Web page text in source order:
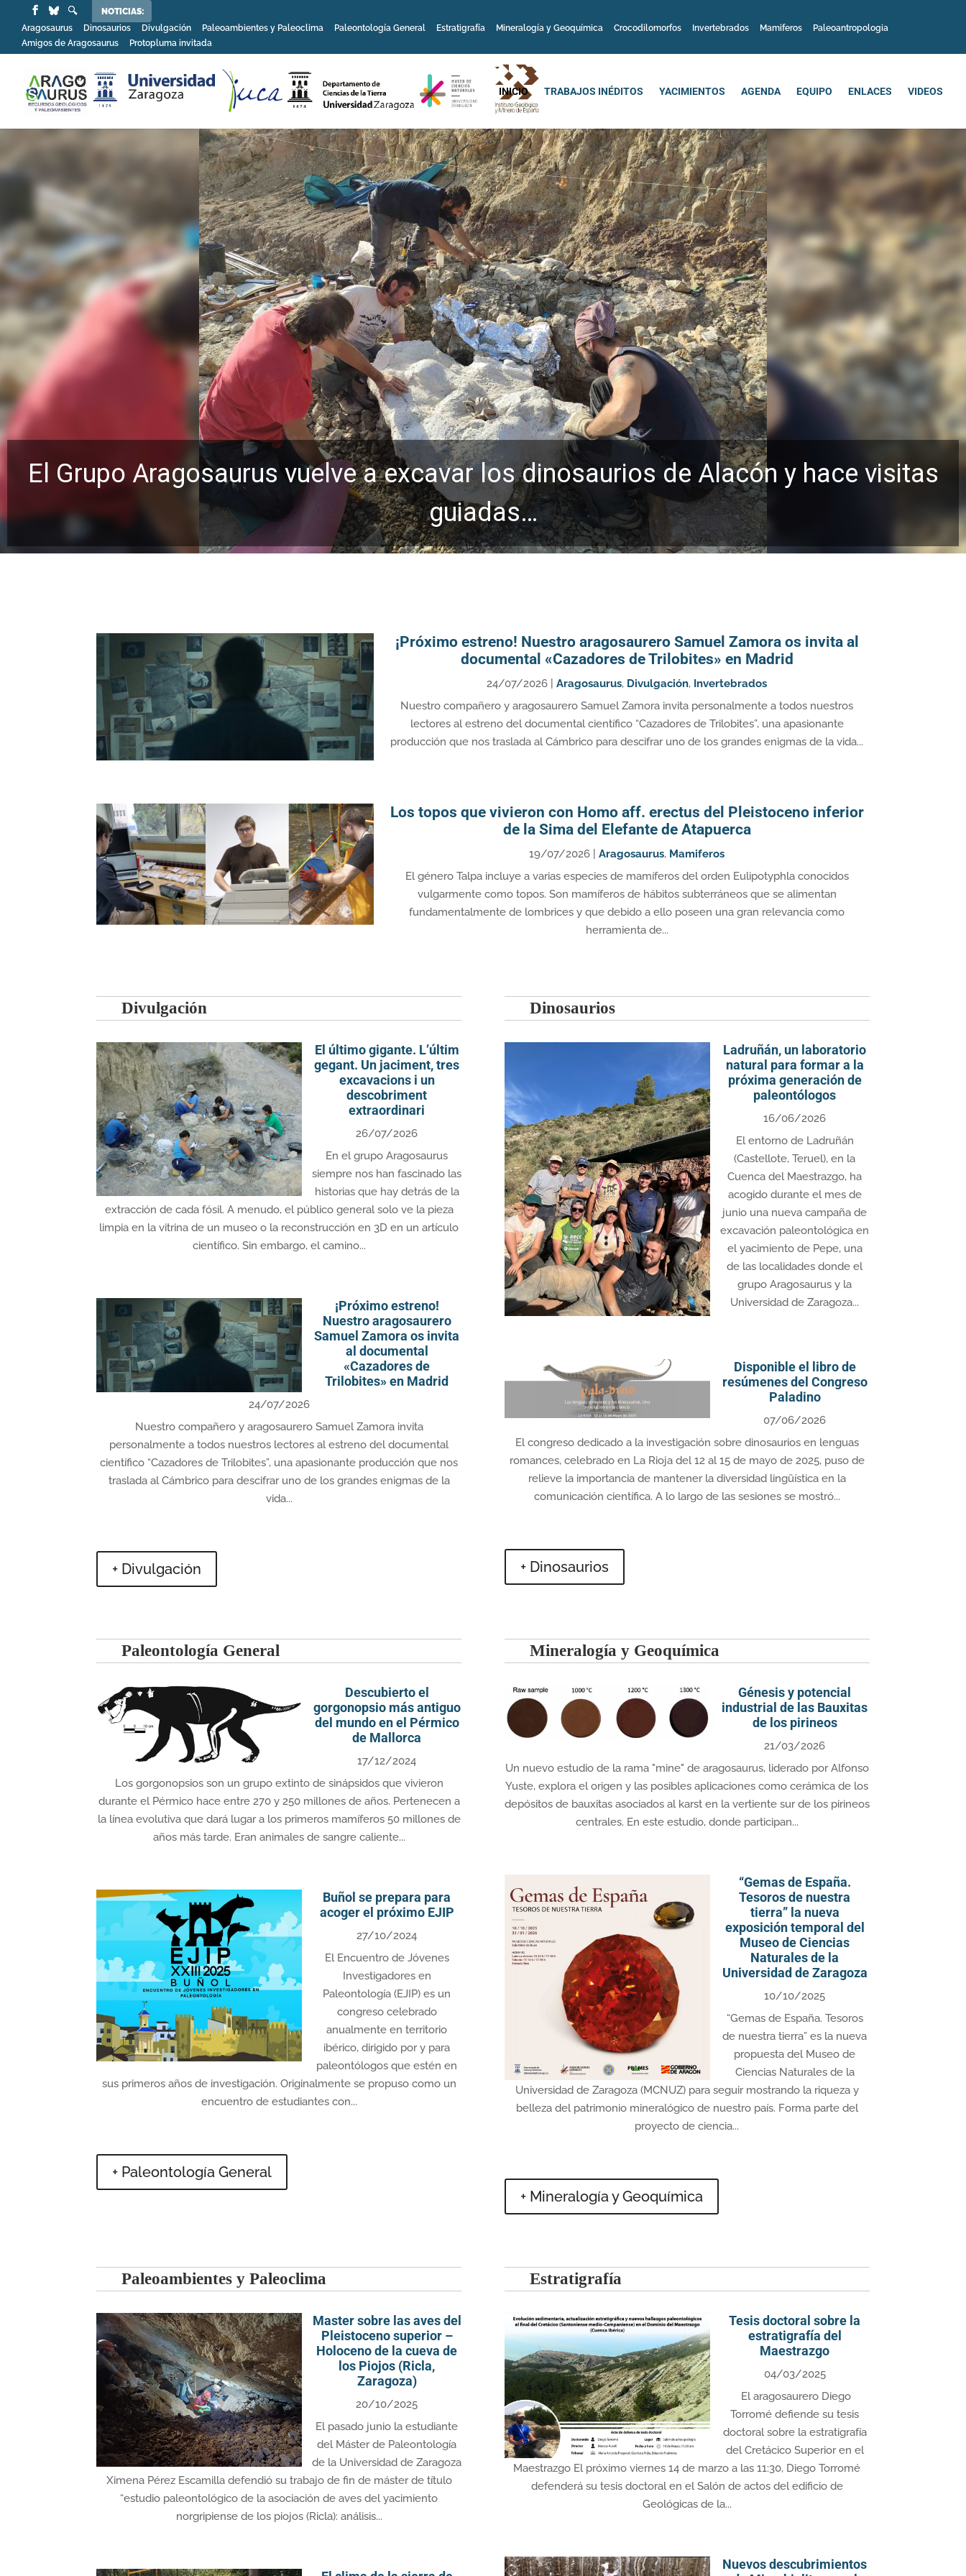
NOTICIAS:
Aragosaurus
Dinosaurios Divulgación Paleoambientes y Paleoclima Paleontología General Estratigrafía Mineralogía y Geoquímica Crocodilomorfos Invertebrados Mamiferos
Paleoantropologia
Amigos de Aragosaurus
Protopluma invitada
INICIO TRABAJOS INÉDITOS YACIMIENTOS AGENDA EQUIPO ENLACES VIDEOS
El Grupo Aragosaurus vuelve a excavar los dinosaurios de Alacón y hace visitas
guiadas…
¡Próximo estreno! Nuestro aragosaurero Samuel Zamora os invita al
documental «Cazadores de Trilobites» en Madrid
24/07/2026 Aragosaurus, Divulgación, Invertebrados
Nuestro compañero y aragosaurero Samuel Zamora invita personalmente a todos nuestros
lectores al estreno del documental científico “Cazadores de Trilobites”, una apasionante
producción que nos traslada al Cámbrico para descifrar uno de los grandes enigmas de la vida...
Los topos que vivieron con Homo aff. erectus del Pleistoceno inferior
de la Sima del Elefante de Atapuerca
19/07/2026 Aragosaurus, Mamiferos
El género Talpa incluye a varias especies de mamíferos del orden Eulipotyphla conocidos
vulgarmente como topos. Son mamíferos de hábitos subterráneos que se alimentan
fundamentalmente de lombrices y que debido a ello poseen una gran relevancia como
herramienta de...
Divulgación
El último gigante. L’últim
gegant. Un jaciment, tres
excavacions i un
descobriment
extraordinari
26/07/2026
En el grupo Aragosaurus
siempre nos han fascinado las
historias que hay detrás de la
extracción de cada fósil. A menudo, el público general solo ve la pieza
limpia en la vitrina de un museo o la reconstrucción en 3D en un artículo
científico. Sin embargo, el camino...
¡Próximo estreno!
Nuestro aragosaurero
Samuel Zamora os invita
al documental
«Cazadores de
Trilobites» en Madrid
24/07/2026
Nuestro compañero y aragosaurero Samuel Zamora invita
personalmente a todos nuestros lectores al estreno del documental
científico “Cazadores de Trilobites”, una apasionante producción que nos
traslada al Cámbrico para descifrar uno de los grandes enigmas de la
vida...
+ Divulgación
Dinosaurios
Ladruñán, un laboratorio
natural para formar a la
próxima generación de
paleontólogos
16/06/2026
El entorno de Ladruñán
(Castellote, Teruel), en la
Cuenca del Maestrazgo, ha
acogido durante el mes de
junio una nueva campaña de
excavación paleontológica en
el yacimiento de Pepe, una
de las localidades donde el
grupo Aragosaurus y la
Universidad de Zaragoza...
Disponible el libro de
resúmenes del Congreso
Paladino
07/06/2026
El congreso dedicado a la investigación sobre dinosaurios en lenguas
romances, celebrado en La Rioja del 12 al 15 de mayo de 2025, puso de
relieve la importancia de mantener la diversidad lingüística en la
comunicación científica. A lo largo de las sesiones se mostró...
+ Dinosaurios
Paleontología General
Descubierto el
gorgonopsio más antiguo
del mundo en el Pérmico
de Mallorca
17/12/2024
Los gorgonopsios son un grupo extinto de sinápsidos que vivieron
durante el Pérmico hace entre 270 y 250 millones de años. Pertenecen a
la línea evolutiva que dará lugar a los primeros mamíferos 50 millones de
años más tarde. Eran animales de sangre caliente...
Buñol se prepara para
acoger el próximo EJIP
27/10/2024
El Encuentro de Jóvenes
Investigadores en
Paleontología (EJIP) es un
congreso celebrado
anualmente en territorio
ibérico, dirigido por y para
paleontólogos que estén en
sus primeros años de investigación. Originalmente se propuso como un
encuentro de estudiantes con...
+ Paleontología General
Mineralogía y Geoquímica
Génesis y potencial
industrial de las Bauxitas
de los pirineos
21/03/2026
Un nuevo estudio de la rama "mine" de aragosaurus, liderado por Alfonso
Yuste, explora el origen y las posibles aplicaciones como cerámica de los
depósitos de bauxitas asociados al karst en la vertiente sur de los pirineos
centrales. En este estudio, donde participan...
“Gemas de España.
Tesoros de nuestra
tierra” la nueva
exposición temporal del
Museo de Ciencias
Naturales de la
Universidad de Zaragoza
10/10/2025
“Gemas de España. Tesoros
de nuestra tierra” es la nueva
propuesta del Museo de
Ciencias Naturales de la
Universidad de Zaragoza (MCNUZ) para seguir mostrando la riqueza y
belleza del patrimonio mineralógico de nuestro país. Forma parte del
proyecto de ciencia...
+ Mineralogía y Geoquímica
Paleoambientes y Paleoclima
Master sobre las aves del
Pleistoceno superior –
Holoceno de la cueva de
los Piojos (Ricla,
Zaragoza)
20/10/2025
El pasado junio la estudiante
del Máster de Paleontología
de la Universidad de Zaragoza
Ximena Pérez Escamilla defendió su trabajo de fin de máster de título
“estudio paleontológico de la asociación de aves del yacimiento
norgripiense de los piojos (Ricla): análisis...
Estratigrafía
Tesis doctoral sobre la
estratigrafía del
Maestrazgo
04/03/2025
El aragosaurero Diego
Torromé defiende su tesis
doctoral sobre la estratigrafía
del Cretácico Superior en el
Maestrazgo El próximo viernes 14 de marzo a las 11:30, Diego Torromé
defenderá su tesis doctoral en el Salón de actos del edificio de
Geológicas de la...
Nuevos descubrimientos